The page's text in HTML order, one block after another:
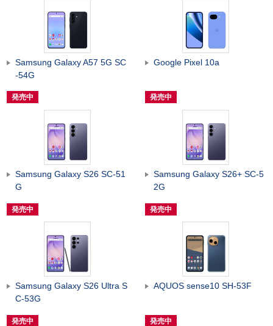
Samsung Galaxy A57 5G SC
-54G
発売中
Google Pixel 10a
発売中
Samsung Galaxy S26 SC-51
G
発売中
Samsung Galaxy S26+ SC-5
2G
発売中
Samsung Galaxy S26 Ultra S
C-53G
発売中
AQUOS sense10 SH-53F
発売中